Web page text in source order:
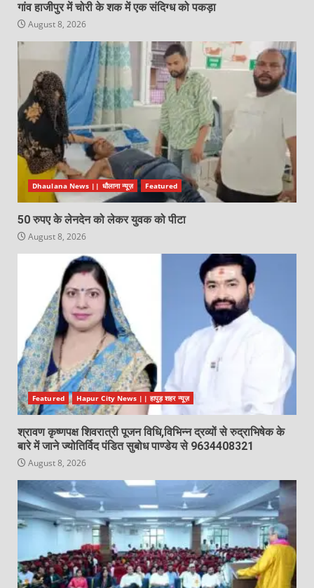
गांव हाजीपुर में चोरी के शक में एक संदिग्ध को पकड़ा
August 8, 2026
Dhaulana News || धौलाना न्यूज़ Featured
50 रुपए के लेनदेन को लेकर युवक को पीटा
August 8, 2026
Featured Hapur City News || हापुड़ शहर न्यूज़
श्रावण कृष्णपक्ष शिवरात्री पूजन विधि,विभिन्न द्रव्यों से रुद्राभिषेक के
बारे में जाने ज्योतिर्विद पंडित सुबोध पाण्डेय से 9634408321
August 8, 2026